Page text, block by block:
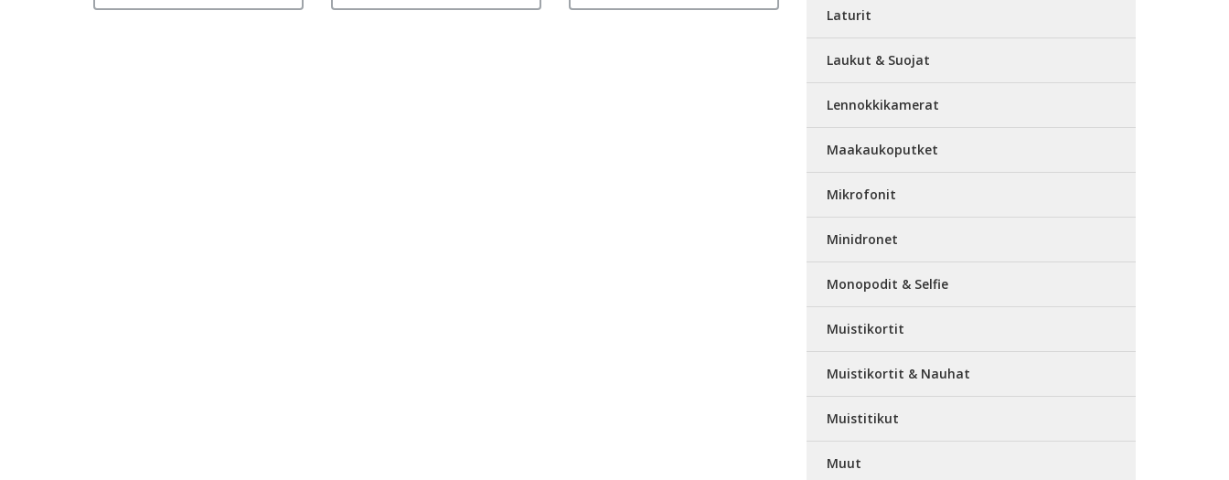
Laturit
Laukut & Suojat
Lennokkikamerat
Maakaukoputket
Mikrofonit
Minidronet
Monopodit & Selfie
Muistikortit
Muistikortit & Nauhat
Muistitikut
Muut